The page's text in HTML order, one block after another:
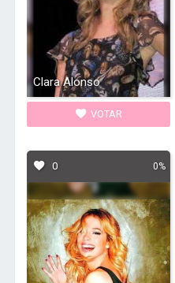
Clara Alonso
VOTAR
0 0%